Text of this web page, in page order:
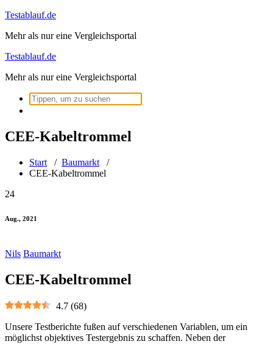
Zum
springen
Testablauf.de
Mehr als nur eine Vergleichsportal
Testablauf.de
Mehr als nur eine Vergleichsportal
Suchen
nach:
CEE-Kabeltrommel
Start / Baumarkt /
CEE-Kabeltrommel
24
Aug., 2021
Nils Baumarkt
CEE-Kabeltrommel
4.7 (68)
Unsere Testberichte fußen auf verschiedenen Variablen, um ein
möglichst objektives Testergebnis zu schaffen. Neben der